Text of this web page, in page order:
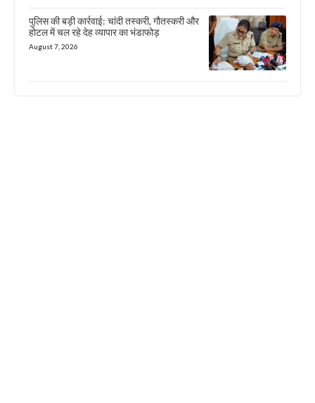
पुलिस की बड़ी कार्रवाई: चांदी तस्करी, गौतस्करी और
होटल में चल रहे देह व्यापार का भंडाफोड़
August 7, 2026